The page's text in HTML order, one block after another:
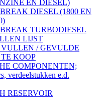
EN DIESEL)
DIESEL (1800 EN
TURBODIESEL
LIJST
/ GEVULDE
KOOP
COMPONENTEN;
verdeelstukken e.d.
RESERVOIR